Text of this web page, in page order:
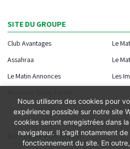
SITE DU GROUPE
Club Avantages
Le
Assahraa
Le
Le Matin Annonces
Les
NOTRE APPLICATION
Nous utilisons des cookies pour
expérience possible sur notre site
cookies seront enregistrées dans
navigateur. Il s’agit notamment
fonctionnement du site. En